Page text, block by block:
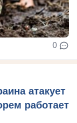
0
атакует
работает